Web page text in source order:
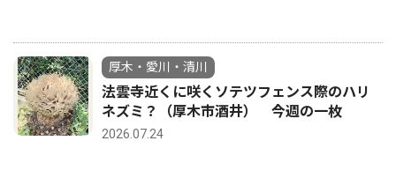
厚木・愛川・清川
法雲寺近くに咲くソテツフェンス際のハリ
ネズミ？（厚木市酒井） 今週の一枚
2026.07.24